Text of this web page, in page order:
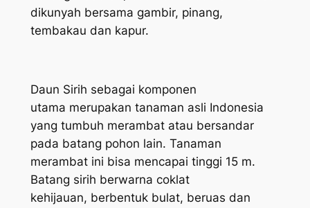
dikunyah bersama gambir, pinang,
tembakau dan kapur.
Daun Sirih sebagai komponen
utama merupakan tanaman asli Indonesia
yang tumbuh merambat atau bersandar
pada batang pohon lain. Tanaman
merambat ini bisa mencapai tinggi 15 m.
Batang sirih berwarna coklat
kehijauan, berbentuk bulat, beruas dan